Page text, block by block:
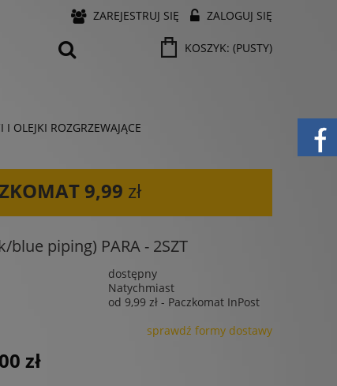
ZAREJESTRUJ SIĘ ZALOGUJ SIĘ
KOSZYK: (PUSTY)
I OLEJKI ROZGRZEWAJĄCE
9,99 zł
blue piping) PARA - 2SZT
dostępny
Natychmiast
od 9,99 zł - Paczkomat InPost
sprawdź formy dostawy
zł